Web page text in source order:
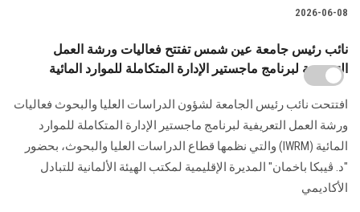
2026-06-08
نائب رئيس جامعة عين شمس تفتتح فعاليات ورشة العمل
التعريفية لبرنامج ماجستير الإدارة المتكاملة للموارد المائية
افتتحت نائب رئيس الجامعة لشؤون الدراسات العليا والبحوث فعاليات
ورشة العمل التعريفية لبرنامج ماجستير الإدارة المتكاملة للموارد
المائية (IWRM) والتي نظمها قطاع الدراسات العليا والبحوث، بحضور
"د. ڤيبكا باخمان" المديرة الإقليمية لمكتب الهيئة الألمانية للتبادل
الأكاديمي